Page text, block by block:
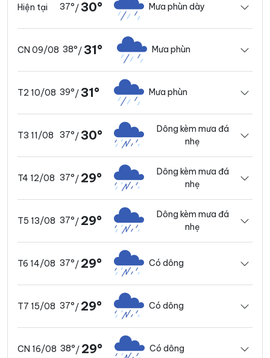
Hiện tại 37°/30° Mưa phùn dày
CN 09/08 38°/31° Mưa phùn
T2 10/08 39°/31° Mưa phùn
T3 11/08 37°/30°
Dông kèm mưa đá
nhẹ
T4 12/08 37°/ 29°
Dông kèm mưa đá
nhẹ
T5 13/08 37°/ 29°
Dông kèm mưa đá
nhẹ
T6 14/08 37°/ 29° Có dông
T7 15/08 37°/ 29° Có dông
CN 16/08 38°/ 29° Có dông